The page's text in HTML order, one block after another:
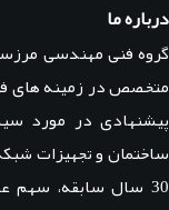
درباره ما
گروه فنی مهندسی
متخصص در زمینه های
پیشنهادی در مورد
30 سال سابقه، سهم